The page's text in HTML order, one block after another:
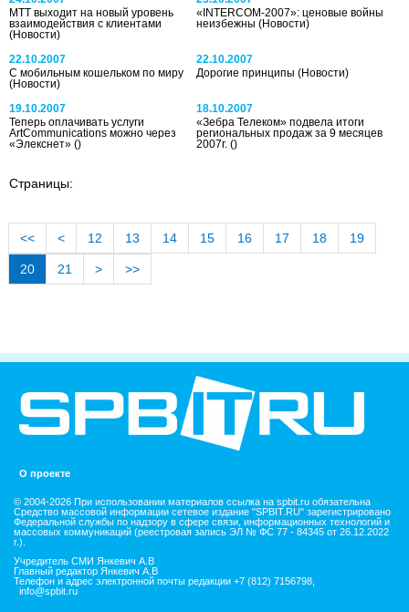
МТТ выходит на новый уровень
взаимодействия с клиентами
(Новости)
«INTERCOM-2007»: ценовые войны
неизбежны(Новости)
22.10.2007
С мобильным кошельком по миру
(Новости)
22.10.2007
Дорогие принципы(Новости)
19.10.2007
Теперь оплачивать услуги
ArtCommunications можно через
«Элекснет» ()
18.10.2007
«Зебра Телеком» подвела итоги
региональных продаж за 9 месяцев
2007г.()
Страницы:
<< < 12 13 14 15 16 17 18 19
20 21 > >>
О проекте
© 2004-2026 При использовании материалов ссылка на spbit.ru обязательна
Средство массовой информации сетевое издание "SPBIT.RU" зарегистрировано
Федеральной службы по надзору в сфере связи, информационных технологий и
массовых коммуникаций (реестровая запись ЭЛ № ФС 77 - 84345 от 26.12.2022
г.).
Учредитель СМИ Янкевич А.В
Главный редактор Янкевич А.В
Телефон и адрес электронной почты редакции +7 (812) 7156798,
info@spbit.ru